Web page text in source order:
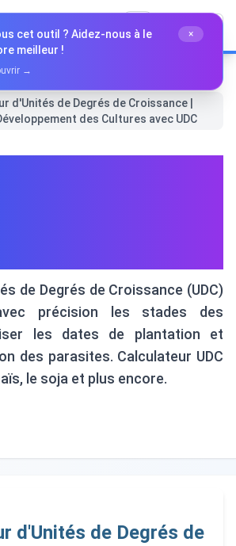
Français
spécialisés
d'Unités de Degrés de Croissance |
des Cultures avec UDC
de Degrés de Croissance (UDC)
précision les stades des
les dates de plantation et
des parasites. Calculateur UDC
le soja et plus encore.
d'Unités de Degrés de
cet outil ? Aidez-nous à le
meilleur !
×
→